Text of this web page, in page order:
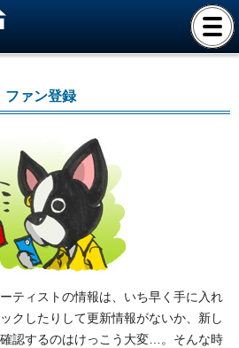
ファン登録
ティストの情報は、いち早く手に入れ
クしたりして更新情報がないか、新し
認するのはけっこう大変…。そんな時